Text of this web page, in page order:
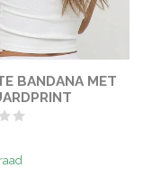
BANDANA MET